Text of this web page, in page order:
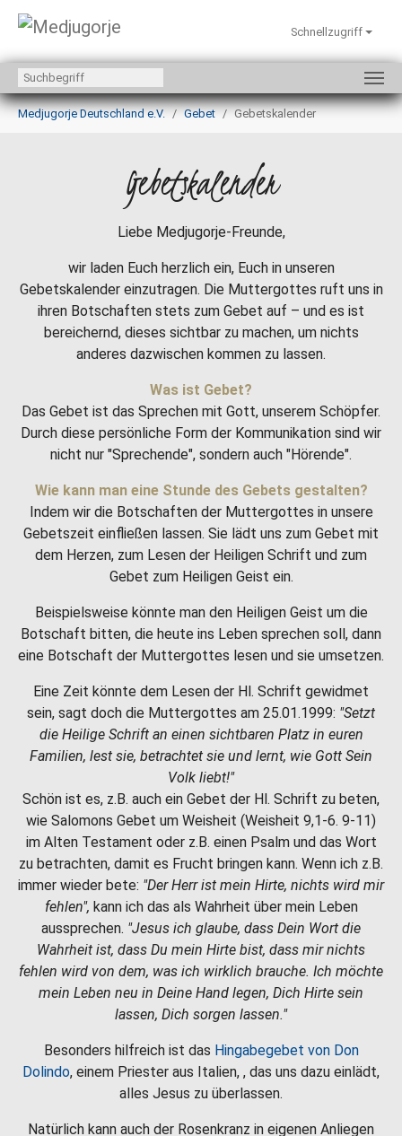
Zum Hauptinhalt springen
Schnellzugriff
Sie sind hier:
Medjugorje Deutschland e.V.
Gebet Gebetskalender
Gebetskalender
Liebe Medjugorje-Freunde,
wir laden Euch herzlich ein, Euch in unseren
Gebetskalender einzutragen. Die Muttergottes ruft uns in
ihren Botschaften stets zum Gebet auf – und es ist
bereichernd, dieses sichtbar zu machen, um nichts
anderes dazwischen kommen zu lassen.
Was ist Gebet?
Das Gebet ist das Sprechen mit Gott, unserem Schöpfer.
Durch diese persönliche Form der Kommunikation sind wir
nicht nur "Sprechende", sondern auch "Hörende".
Wie kann man eine Stunde des Gebets gestalten?
Indem wir die Botschaften der Muttergottes in unsere
Gebetszeit einfließen lassen. Sie lädt uns zum Gebet mit
dem Herzen, zum Lesen der Heiligen Schrift und zum
Gebet zum Heiligen Geist ein.
Beispielsweise könnte man den Heiligen Geist um die
Botschaft bitten, die heute ins Leben sprechen soll, dann
eine Botschaft der Muttergottes lesen und sie umsetzen.
Eine Zeit könnte dem Lesen der Hl. Schrift gewidmet
sein, sagt doch die Muttergottes am 25.01.1999: "Setzt
die Heilige Schrift an einen sichtbaren Platz in euren
Familien, lest sie, betrachtet sie und lernt, wie Gott Sein
Volk liebt!"
Schön ist es, z.B. auch ein Gebet der Hl. Schrift zu beten,
wie Salomons Gebet um Weisheit (Weisheit 9,1-6. 9-11)
im Alten Testament oder z.B. einen Psalm und das Wort
zu betrachten, damit es Frucht bringen kann. Wenn ich z.B.
immer wieder bete: "Der Herr ist mein Hirte, nichts wird mir
fehlen", kann ich das als Wahrheit über mein Leben
aussprechen. "Jesus ich glaube, dass Dein Wort die
Wahrheit ist, dass Du mein Hirte bist, dass mir nichts
fehlen wird von dem, was ich wirklich brauche. Ich möchte
mein Leben neu in Deine Hand legen, Dich Hirte sein
lassen, Dich sorgen lassen."
Besonders hilfreich ist das Hingabegebet von Don
Dolindo, einem Priester aus Italien, , das uns dazu einlädt,
alles Jesus zu überlassen.
Natürlich kann auch der Rosenkranz in eigenen Anliegen